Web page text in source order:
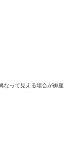
なって見える場合が御座